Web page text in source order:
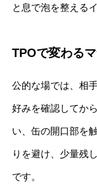
と息で泡を整える
TPOで変わる
公的な場では、相
好みを確認してか
い、缶の開口部を
りを避け、少量残
です。